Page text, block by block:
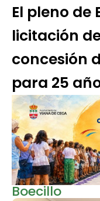
El pleno
licitación
concesión
para 25
Boecillo